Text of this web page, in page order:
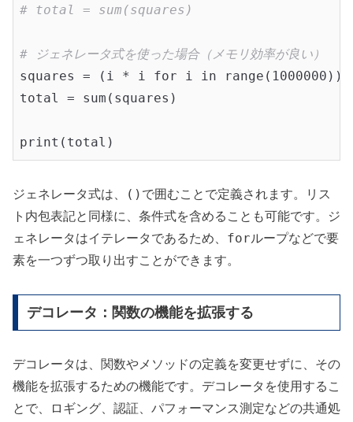
# total = sum(squares)
# ジェネレータ式を使った場合（メモリ効率が良い）
squares = (i * i for i in range(1000000))
total = sum(squares)
ジェネレータ式は、 () で囲むことで定義されます。リス
ト内包表記と同様に、条件式を含めることも可能です。ジ
ェネレータはイテレータであるため、 forループなどで要
素を一つずつ取り出すことができます。
デコレータ：関数の機能を拡張する
デコレータは、関数やメソッドの定義を変更せずに、その
機能を拡張するための機能です。デコレータを使用するこ
とで、ロギング、認証、パフォーマンス測定などの共通処